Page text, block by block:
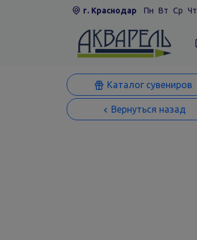
г. Краснодар Пн Вт Ср Чт
Каталог сувениров
Вернуться назад